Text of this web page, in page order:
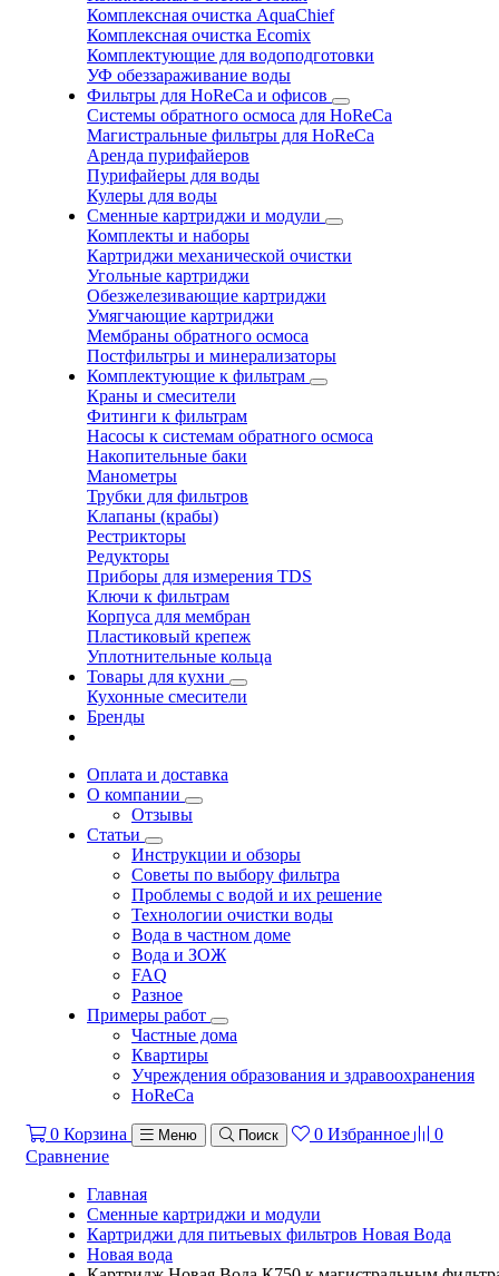
Комплексная очистка AquaChief
Комплексная очистка Ecomix
Комплектующие для водоподготовки
УФ обеззараживание воды
Фильтры для HoReCa и офисов
Системы обратного осмоса для HoReCa
Магистральные фильтры для HoReCa
Аренда пурифайеров
Пурифайеры для воды
Кулеры для воды
Сменные картриджи и модули
Комплекты и наборы
Картриджи механической очистки
Угольные картриджи
Обезжелезивающие картриджи
Умягчающие картриджи
Мембраны обратного осмоса
Постфильтры и минерализаторы
Комплектующие к фильтрам
Краны и смесители
Фитинги к фильтрам
Насосы к системам обратного осмоса
Накопительные баки
Манометры
Трубки для фильтров
Клапаны (крабы)
Рестрикторы
Редукторы
Приборы для измерения TDS
Ключи к фильтрам
Корпуса для мембран
Пластиковый крепеж
Уплотнительные кольца
Товары для кухни
Кухонные смесители
Бренды
Оплата и доставка
О компании
Отзывы
Статьи
Инструкции и обзоры
Советы по выбору фильтра
Проблемы с водой и их решение
Технологии очистки воды
Вода в частном доме
Вода и ЗОЖ
FAQ
Разное
Примеры работ
Частные дома
Квартиры
Учреждения образования и здравоохранения
HoReCa
0 Корзина Меню Поиск 0 Избранное
0
Сравнение
Главная
Сменные картриджи и модули
Картриджи для питьевых фильтров Новая Вода
Новая вода